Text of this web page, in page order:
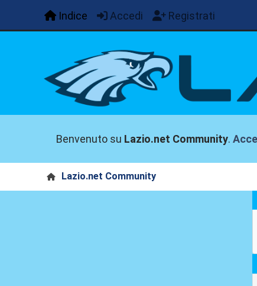
Indice Accedi Registrati
Benvenuto su Lazio.net Community.
Lazio.net Community